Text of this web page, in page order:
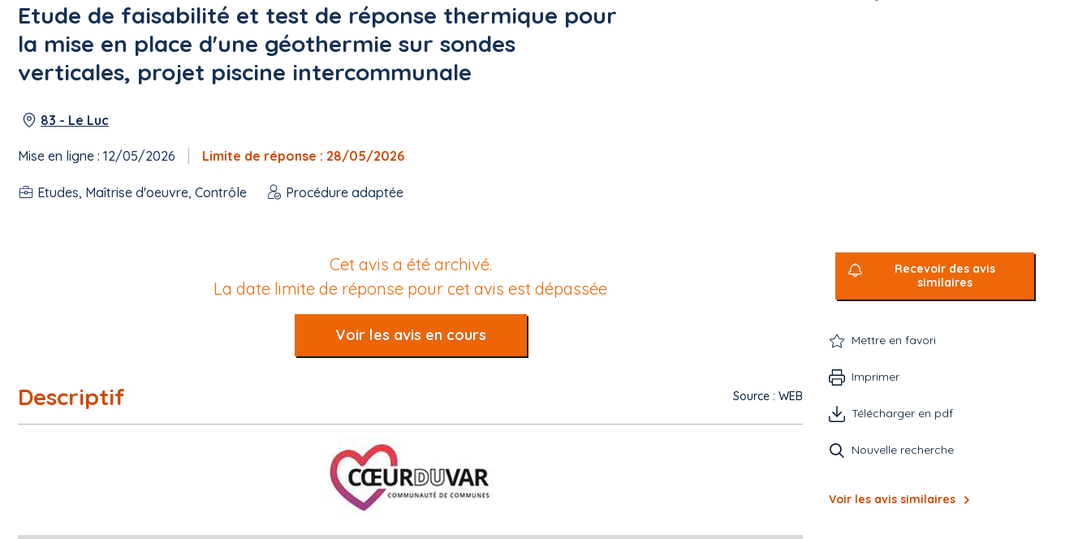
Etude de faisabilité et test de réponse thermique pour
la mise en place d'une géothermie sur sondes
verticales, projet piscine intercommunale
83 - Le Luc
Mise en ligne : 12/05/2026 Limite de réponse : 28/05/2026
Etudes, Maîtrise d'oeuvre, Contrôle Procédure adaptée
Cet avis a été archivé.
La date limite de réponse pour cet avis est dépassée
Voir les avis en cours
Descriptif Source : WEB
Recevoir des avis
similaires
Mettre en favori
Imprimer
Télécharger en pdf
Nouvelle recherche
Voir les avis similaires